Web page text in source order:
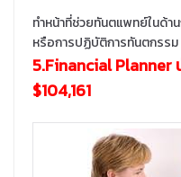
ทำหน้าที่ช่วยทันตแพทย์ในด้า
หรือการปฏิบัติการทันตกรรม
5.Financial Planner
$104,161